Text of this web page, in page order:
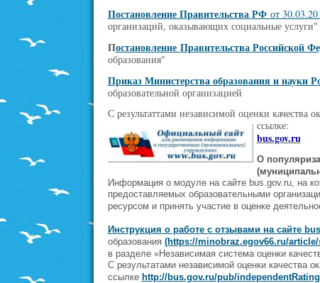
Постановление Правительства РФ от
организаций, оказывающих социальные услуги"
Постановление Правительства Российской
образования"
Приказ Министерства образования и науки
образовательной организацией
С результаттами независимой оценки качества
ссылке:
bus.gov.ru
О
Информация о модуле на сайте bus.gov.ru, на
предоставляемых образовательными
ресурсом и принять участие в оценке
Инструкция о работе с отзывами на сайте
образования (https://minobraz.egov66.ru/article/
в разделе «Независимая система оценки
С результатами независимой оценки качества
ссылке http://bus.gov.ru/pub/